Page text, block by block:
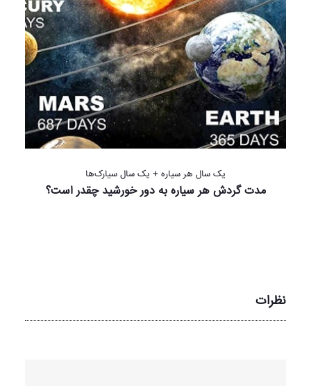
یک سال هر سیاره + یک سال سیارک‌ها
مدت گردش هر سیاره به دور خورشید چقدر است؟
نظرات